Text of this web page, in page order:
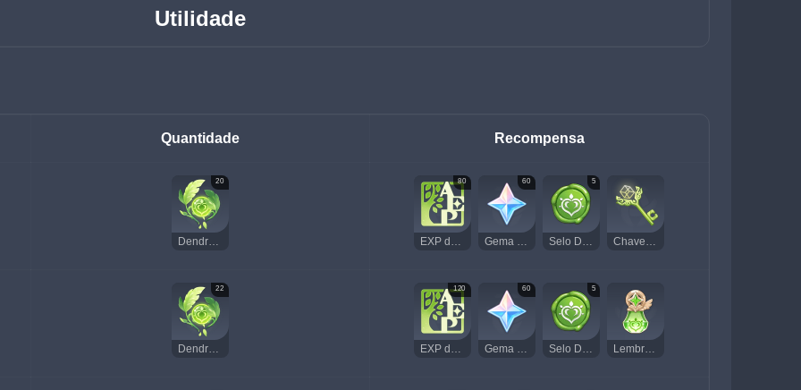
Utilidade
Quantidade Recompensa
20
Dendroculus
80
EXP de Aventura
60
Gema Essencial
5
Selo Dendro Chave do Santuário das Profundezas de Sumeru
22
Dendroculus
120
EXP de Aventura
60
Gema Essencial
5
Selo Dendro Lembrança de Vegetação Exuberante